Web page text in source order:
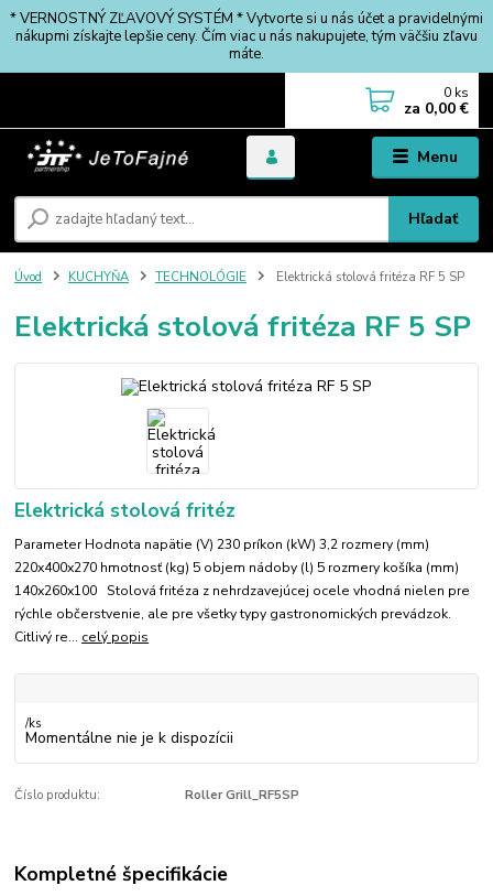
* VERNOSTNÝ ZĽAVOVÝ SYSTÉM * Vytvorte si u nás účet a pravidelnými
nákupmi získajte lepšie ceny. Čím viac u nás nakupujete, tým väčšiu zľavu
máte.
Menu
Hľadať
0 ks
za 0,00 €
Úvod KUCHYŇA TECHNOLÓGIE Elektrická stolová fritéza RF 5 SP
Elektrická stolová fritéza RF 5 SP
Elektrická stolová fritéz
Parameter Hodnota napätie (V) 230 príkon (kW) 3,2 rozmery (mm)
220x400x270 hmotnosť (kg) 5 objem nádoby (l) 5 rozmery košíka (mm)
140x260x100 Stolová fritéza z nehrdzavejúcej ocele vhodná nielen pre
rýchle občerstvenie, ale pre všetky typy gastronomických prevádzok.
Citlivý re... celý popis
/ks
Momentálne nie je k dispozícii
Číslo produktu: Roller Grill_RF5SP
Kompletné špecifikácie